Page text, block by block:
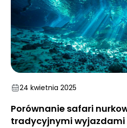
24 kwietnia 2025
Porównanie safari
tradycyjnymi wyjazdami